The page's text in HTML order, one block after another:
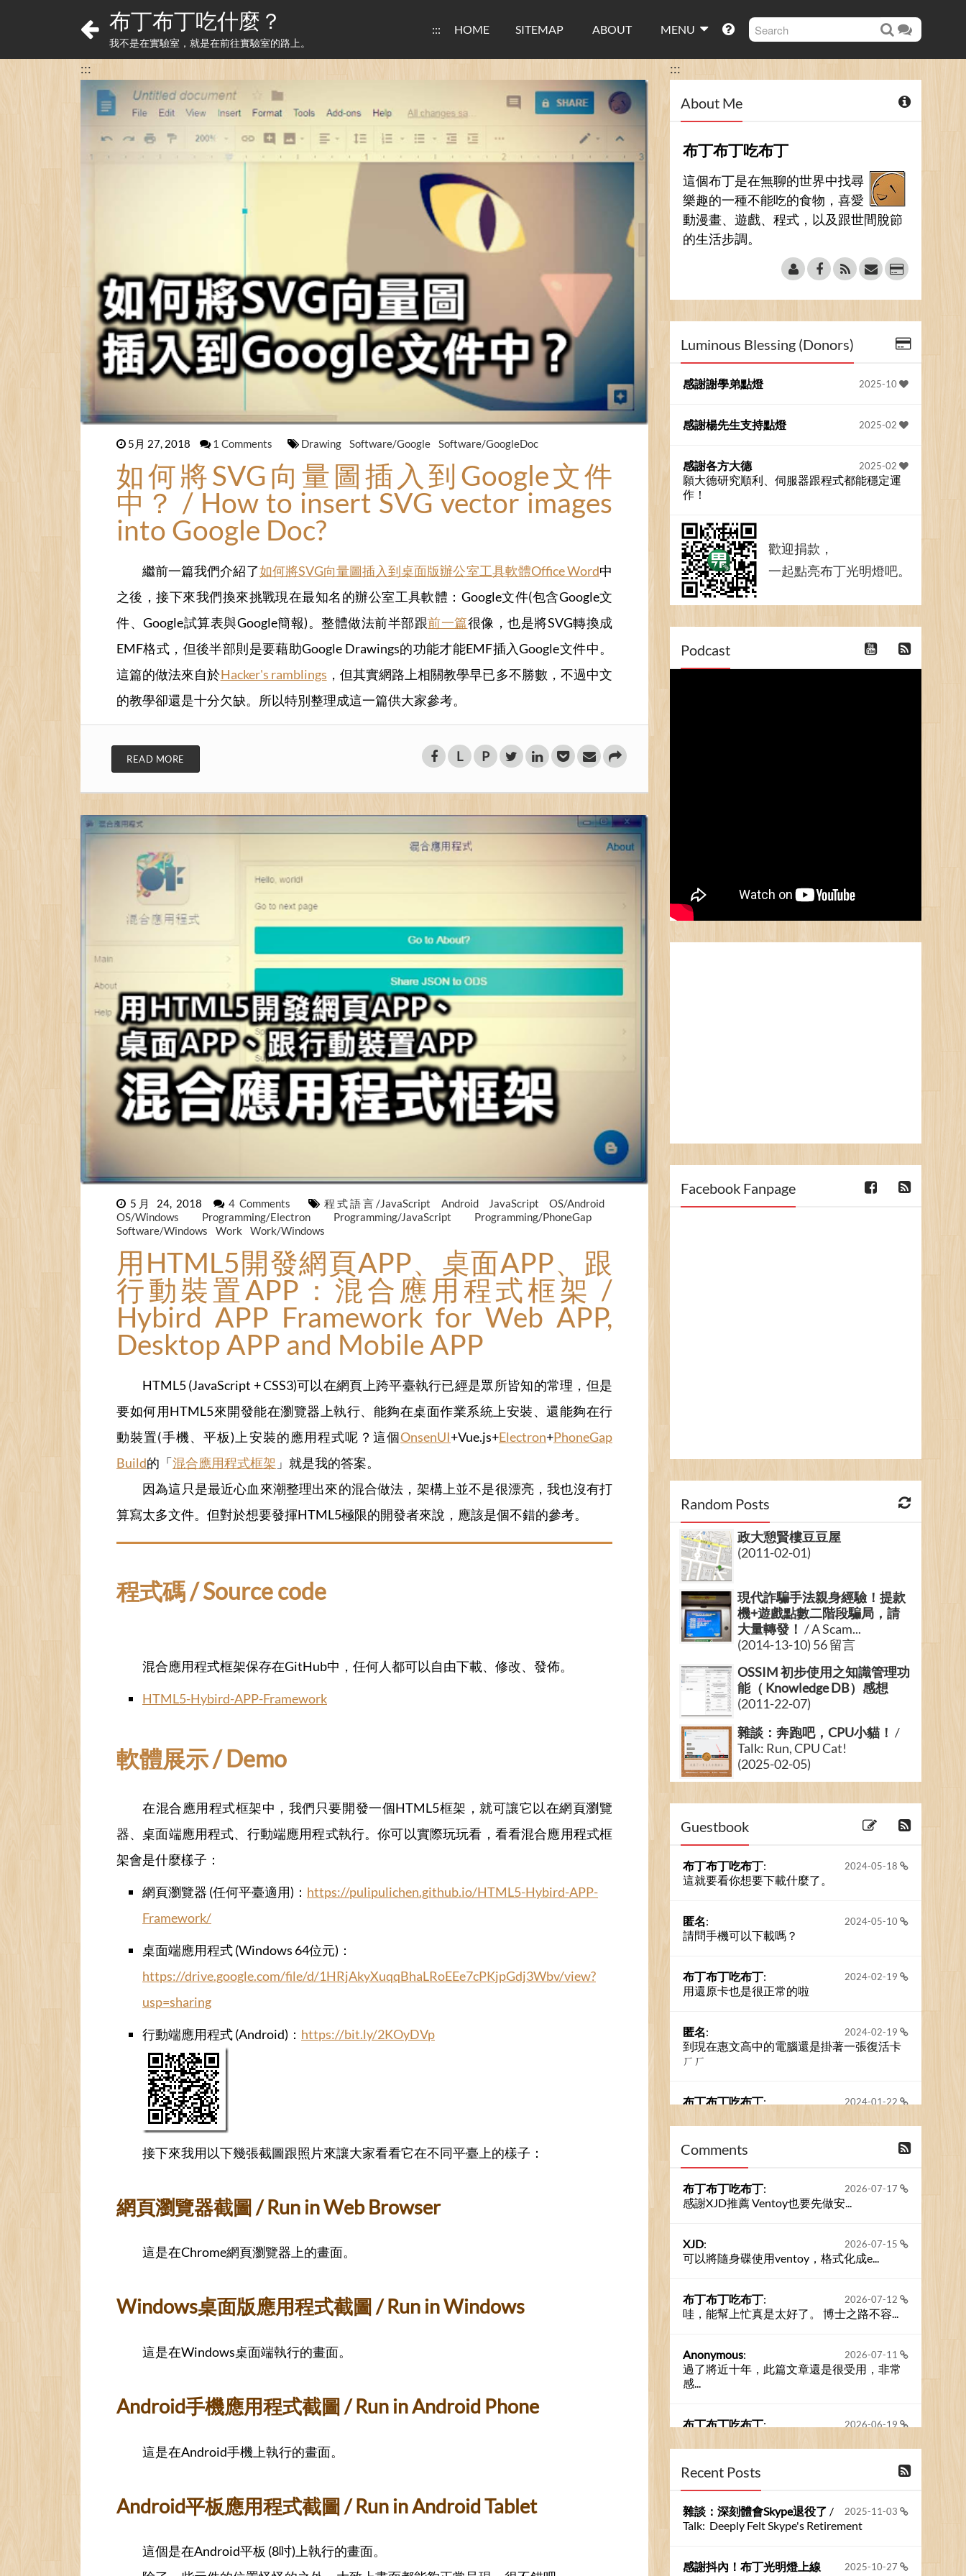
布丁布丁吃什麼？
我不是在實驗室，就是在前往實驗室的路上。
::: HOME SITEMAP ABOUT MENU
:::
5月 27, 2018 1 Comments Drawing Software/Google Software/GoogleDoc
如何將SVG向量圖插入到Google文件
中？ / How to insert SVG vector images
into Google Doc?
繼前一篇我們介紹了如何將SVG向量圖插入到桌面版辦公室工具軟體Office Word中
之後，接下來我們換來挑戰現在最知名的辦公室工具軟體：Google文件(包含Google文
件、Google試算表與Google簡報)。整體做法前半部跟前一篇很像，也是將SVG轉換成
EMF格式，但後半部則是要藉助Google Drawings的功能才能EMF插入Google文件中。
這篇的做法來自於Hacker's ramblings ，但其實網路上相關教學早已多不勝數，不過中文
的教學卻還是十分欠缺。所以特別整理成這一篇供大家參考。
READ MORE L P
5月 24, 2018 4 Comments 程式語言/JavaScript Android JavaScript
OS/Android
OS/Windows
Programming/Electron Programming/JavaScript
Programming/PhoneGap
Software/Windows
Work Work/Windows
用HTML5開發網頁APP、桌面APP、跟
行動裝置APP：混合應用程式框架 /
Hybird APP Framework for Web APP,
Desktop APP and Mobile APP
HTML5 (JavaScript + CSS3)可以在網頁上跨平臺執行已經是眾所皆知的常理，但是
要如何用HTML5來開發能在瀏覽器上執行、能夠在桌面作業系統上安裝、還能夠在行
動裝置(手機、平板)上安裝的應用程式呢？這個OnsenUI+Vue.js+Electron+PhoneGap
Build的「混合應用程式框架 」就是我的答案。
因為這只是最近心血來潮整理出來的混合做法，架構上並不是很漂亮，我也沒有打
算寫太多文件。但對於想要發揮HTML5極限的開發者來說，應該是個不錯的參考。
程式碼 / Source code
混合應用程式框架保存在GitHub中，任何人都可以自由下載、修改、發佈。
HTML5-Hybird-APP-Framework
軟體展示 / Demo
在混合應用程式框架中，我們只要開發一個HTML5框架，就可讓它以在網頁瀏覽
器、桌面端應用程式、行動端應用程式執行。你可以實際玩玩看，看看混合應用程式框
架會是什麼樣子：
網頁瀏覽器 (任何平臺適用)： https://pulipulichen.github.io/HTML5-Hybird-APP-
Framework/
桌面端應用程式 (Windows 64位元)：
https://drive.google.com/file/d/1HRjAkyXuqqBhaLRoEEe7cPKjpGdj3Wbv/view?
usp=sharing
行動端應用程式 (Android)： https://bit.ly/2KOyDVp
接下來我用以下幾張截圖跟照片來讓大家看看它在不同平臺上的樣子：
網頁瀏覽器截圖 / Run in Web Browser
這是在Chrome網頁瀏覽器上的畫面。
Windows桌面版應用程式截圖 / Run in Windows
這是在Windows桌面端執行的畫面。
Android手機應用程式截圖 / Run in Android Phone
這是在Android手機上執行的畫面。
Android平板應用程式截圖 / Run in Android Tablet
這個是在Android平板 (8吋)上執行的畫面。
:::
About Me
布丁布丁吃布丁
這個布丁是在無聊的世界中找尋
樂趣的一種不能吃的食物，喜愛
動漫畫、遊戲、程式，以及跟世間脫節
的生活步調。
Luminous Blessing (Donors)
2025-10
感謝謝學弟點燈
2025-02
感謝楊先生支持點燈
2025-02
感謝各方大德
願大德研究順利、伺服器跟程式都能穩定運
作！
歡迎捐款，
一起點亮布丁光明燈吧。
Podcast
Facebook Fanpage
Random Posts
政大憩賢樓豆豆屋
(2011-02-01)
現代詐騙手法親身經驗！提款
機+遊戲點數二階段騙局，請
大量轉發！ / A Scam...
(2014-13-10) 56 留言
OSSIM 初步使用之知識管理功
能（ Knowledge DB）感想
(2011-22-07)
雜談：奔跑吧，CPU小貓！ /
Talk: Run, CPU Cat!
(2025-02-05)
Web of Science中Output
Records分析工具
(2008-11-05) 5 留言
Guestbook
2024-05-18
布丁布丁吃布丁:
這就要看你想要下載什麼了。
2024-05-10
匿名:
請問手機可以下載嗎？
2024-02-19
布丁布丁吃布丁:
用還原卡也是很正常的啦
2024-02-19
匿名:
到現在惠文高中的電腦還是掛著一張復活卡
ㄏㄏ
2024-01-22
布丁布丁吃布丁:
示大家的留言了。我們新開一個訪客留言板
吧！
Comments
2026-07-17
布丁布丁吃布丁:
感謝XJD推薦 Ventoy也要先做安...
2026-07-15
XJD:
可以將隨身碟使用ventoy，格式化成e...
2026-07-12
布丁布丁吃布丁:
哇，能幫上忙真是太好了。 博士之路不容...
2026-07-11
Anonymous:
過了將近十年，此篇文章還是很受用，非常
感...
2026-06-19
布丁布丁吃布丁:
2026-06-18
布丁布丁吃布丁
kage好像也可以下載整個網站 感謝分享
Anonymous
Recent Posts
2025-11-03
雜談：深刻體會Skype退役了 /
Talk: Deeply Felt Skype's Retirement
2025-10-27
感謝抖內！布丁光明燈上線